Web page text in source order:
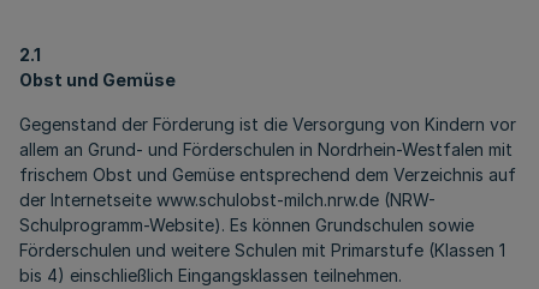
2.1
Obst und Gemüse
Gegenstand der Förderung ist die Versorgung von Kindern vor
allem an Grund- und Förderschulen in Nordrhein-Westfalen mit
frischem Obst und Gemüse entsprechend dem Verzeichnis auf
der Internetseite www.schulobst-milch.nrw.de (NRW-
Schulprogramm-Website). Es können Grundschulen sowie
Förderschulen und weitere Schulen mit Primarstufe (Klassen 1
bis 4) einschließlich Eingangsklassen teilnehmen.